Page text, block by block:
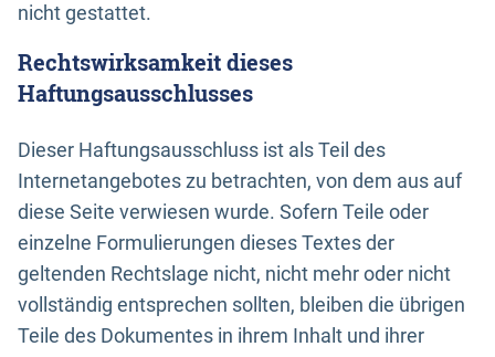
nicht gestattet.
Rechtswirksamkeit dieses
Haftungsausschlusses
Dieser Haftungsausschluss ist als Teil des
Internetangebotes zu betrachten, von dem aus auf
diese Seite verwiesen wurde. Sofern Teile oder
einzelne Formulierungen dieses Textes der
geltenden Rechtslage nicht, nicht mehr oder nicht
vollständig entsprechen sollten, bleiben die übrigen
Teile des Dokumentes in ihrem Inhalt und ihrer